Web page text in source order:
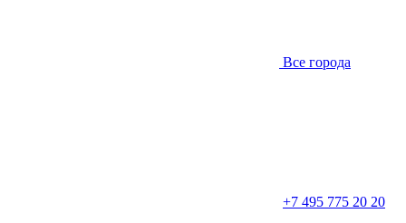
Все города
+7 495 775 20 20